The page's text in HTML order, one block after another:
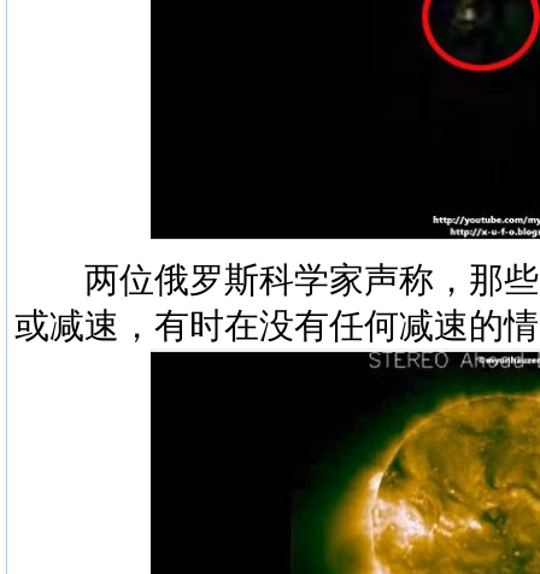
两位俄罗斯科学家声称，那些
或减速，有时在没有任何减速的